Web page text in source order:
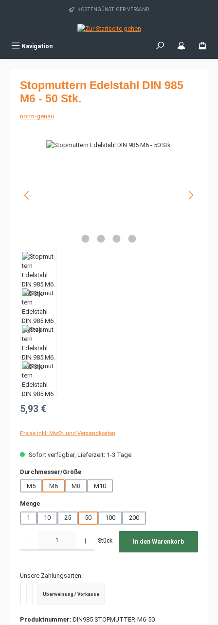
Zum Hauptinhalt springen KOSTENGÜNSTIGER VERSAND
Navigation
Stopmuttern Edelstahl DIN 985
M6 - 50 Stk.
norm-genau
Bildergalerie überspringen
Regulärer Preis:
5,93 €
Preise inkl. MwSt. und Versandkosten
Sofort verfügbar, Lieferzeit: 1-3 Tage
Durchmesser/Größeauswählen
M5
M6 M8 M10
Mengeauswählen
1
10 25 50 100 200
Stück In den Warenkorb
Unsere Zahlungsarten:
Überweisung / Vorkasse
Produktnummer: DIN985 STOPMUTTER-M6-50